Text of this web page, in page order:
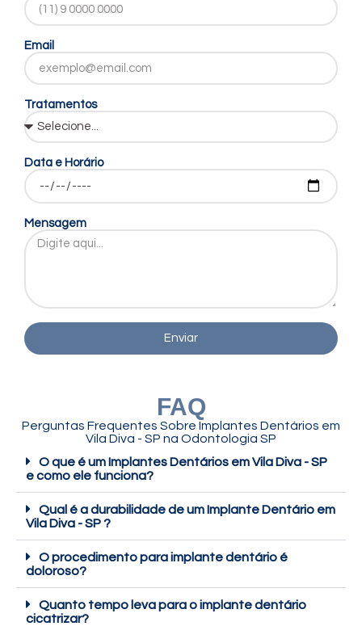
Email
Tratamentos
Data e Horário
Mensagem
Enviar
FAQ
Perguntas Frequentes Sobre Implantes Dentários em
Vila Diva - SP na Odontologia SP
O que é um Implantes Dentários em Vila Diva - SP
e como ele funciona?
Qual é a durabilidade de um Implante Dentário em
Vila Diva - SP ?
O procedimento para implante dentário é
doloroso?
Quanto tempo leva para o implante dentário
cicatrizar?